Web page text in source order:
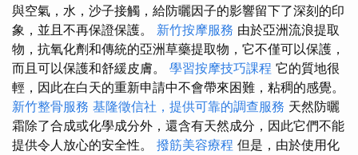
與空氣，水，沙子接觸，給防曬因子的影響留下了深刻的印
象，並且不再保證保護。 新竹按摩服務 由於亞洲流浪提取
物，抗氧化劑和傳統的亞洲草藥提取物，它不僅可以保護，
而且可以保護和舒緩皮膚。 學習按摩技巧課程 它的質地很
輕，因此在白天的重新申請中不會帶來困難，粘稠的感覺。
新竹整骨服務 基隆徵信社，提供可靠的調查服務 天然防曬
霜除了合成或化學成分外，還含有天然成分，因此它們不能
提供令人放心的安全性。 撥筋美容療程 但是，由於使用化